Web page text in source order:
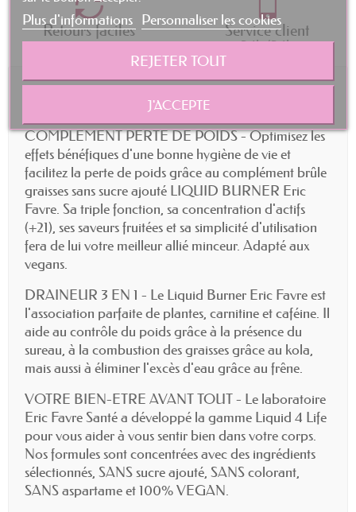
Retours faciles Service client
24h/24h
Commentaires
COMPLEMENT PERTE DE POIDS - Optimisez les
effets bénéfiques d'une bonne hygiène de vie et
facilitez la perte de poids grâce au complément brûle
graisses sans sucre ajouté LIQUID BURNER Eric
Favre. Sa triple fonction, sa concentration d'actifs
(+21), ses saveurs fruitées et sa simplicité d'utilisation
fera de lui votre meilleur allié minceur. Adapté aux
vegans.
DRAINEUR 3 EN 1 - Le Liquid Burner Eric Favre est
l'association parfaite de plantes, carnitine et caféine. Il
aide au contrôle du poids grâce à la présence du
sureau, à la combustion des graisses grâce au kola,
mais aussi à éliminer l'excès d'eau grâce au frêne.
VOTRE BIEN-ETRE AVANT TOUT - Le laboratoire
Eric Favre Santé a développé la gamme Liquid 4 Life
pour vous aider à vous sentir bien dans votre corps.
Nos formules sont concentrées avec des ingrédients
sélectionnés, SANS sucre ajouté, SANS colorant,
SANS aspartame et 100% VEGAN.
Plus d'informations Personnaliser les cookies
REJETER TOUT
J'ACCEPTE